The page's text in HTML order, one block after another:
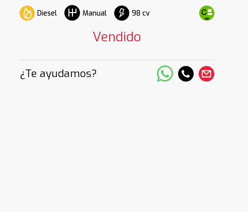
Diesel
Manual 98 cv
Vendido
¿Te ayudamos?